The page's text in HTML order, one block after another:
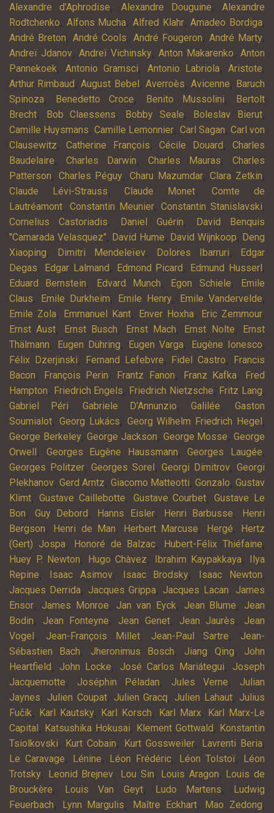
Alexandre d’Aphrodise, Alexandre Douguine, Alexandre
Rodtchenko, Alfons Mucha,Alfred Klahr,Amadeo Bordiga,
André Breton, André Cools, André Fougeron, André Marty,
Andreï Jdanov, Andreï Vichinsky, Anton Makarenko, Anton
Pannekoek,Antonio Gramsci, Antonio Labriola,Aristote,
Arthur Rimbaud ,August Bebel , Averroès, Avicenne, Baruch
Spinoza, Benedetto Croce, Benito Mussolini,
Bertolt
Brecht, Bob Claessens, Bobby Seale, Boleslav Bierut,
Camille Huysmans,Camille Lemonnier, Carl Sagan, Carl von
Clausewitz,Catherine François,Cécile Douard ,Charles
Baudelaire, Charles Darwin, Charles Mauras, Charles
Patterson, Charles Péguy,Charu Mazumdar,Clara Zetkin,
Claude Lévi-Strauss,Claude Monet,Comte de
Lautréamont, Constantin Meunier,Constantin Stanislavski,
Cornelius Castoriadis, Daniel Guérin,
David Benquis
"Camarada Velasquez", David Hume, David Wijnkoop, Deng
Xiaoping, Dimitri Mendeleïev, Dolores Ibarruri,
Edgar
Degas, Edgar Lalmand , Edmond Picard , Edmund Husserl ,
Eduard Bernstein, Edvard Munch, Egon Schiele,
Emile
Claus, Emile Durkheim, Emile Henry, Emile Vandervelde,
Emile Zola, Emmanuel Kant, Enver Hoxha, Eric Zemmour,
Ernst Aust, Ernst Busch, Ernst Mach, Ernst Nolte,
Ernst
Thälmann, Eugen Dühring, Eugen Varga, Eugène Ionesco,
Félix Dzerjinski, Fernand Lefebvre, Fidel Castro,
Francis
Bacon, François Perin, Frantz Fanon, Franz Kafka,
Fred
Hampton, Friedrich Engels, Friedrich Nietzsche, Fritz Lang,
Gabriel Péri,Gabriele D'Annunzio,Galilée,Gaston
Soumialot, Georg Lukács, Georg Wilhelm Friedrich Hegel ,
George Berkeley,George Jackson, George Mosse,George
Orwell , Georges Eugène Haussmann,Georges Laugée,
Georges Politzer, Georges Sorel , Georgi Dimitrov, Georgi
Plekhanov,Gerd Arntz, Giacomo Matteotti, Gonzalo,Gustav
Klimt, Gustave Caillebotte, Gustave Courbet,Gustave Le
Bon, Guy Debord , Hanns Eisler, Henri Barbusse,
Henri
Bergson, Henri de Man, Herbert Marcuse, Hergé,
Hertz
(Gert) Jospa, Honoré de Balzac, Hubert-Félix Thiéfaine,
Huey P. Newton, Hugo Chàvez, Ibrahim Kaypakkaya,
Ilya
Repine, Isaac Asimov, Isaac Brodsky, Isaac Newton,
Jacques Derrida, Jacques Grippa, Jacques Lacan, James
Ensor, James Monroe, Jan van Eyck, Jean Blume, Jean
Bodin, Jean Fonteyne, Jean Genet, Jean Jaurès, Jean
Vogel , Jean-François Millet, Jean-Paul Sartre, Jean-
Sébastien Bach, Jheronimus Bosch, Jiang Qing, John
Heartfield , John Locke, José Carlos Mariátegui, Joseph
Jacquemotte, Joséphin Péladan, Jules Verne, Julian
Jaynes, Julien Coupat, Julien Gracq, Julien Lahaut, Julius
Fučík, Karl Kautsky, Karl Korsch, Karl Marx, Karl Marx-Le
Capital , Katsushika Hokusai, Klement Gottwald , Konstantin
Tsiolkovski, Kurt Cobain, Kurt Gossweiler, Lavrenti Beria,
Le Caravage, Lénine, Léon Frédéric, Léon Tolstoï,
Léon
Trotsky, Leonid Brejnev, Lou Sin, Louis Aragon, Louis de
Brouckère, Louis Van Geyt, Ludo Martens,
Ludwig
Feuerbach, Lynn Margulis, Maître Eckhart, Mao Zedong,